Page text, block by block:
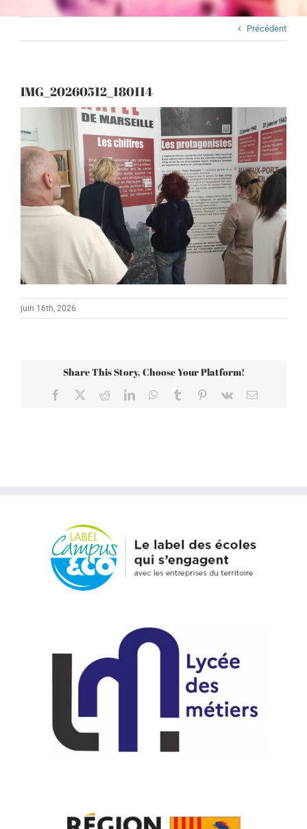
Précédent
IMG_20260512_180114
juin 16th, 2026
Share This Story, Choose Your Platform!
Facebook RedditLinkedInWhatsApp
Tumblr Pinterest
Vk Email